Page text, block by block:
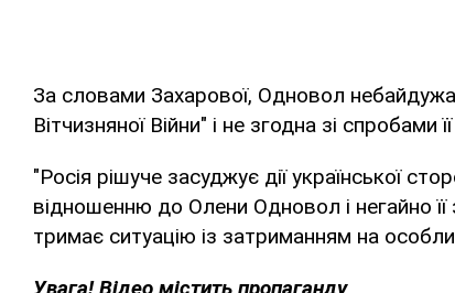
За словами Захарової, Одновол небайдужа
Вітчизняної Війни" і не згодна зі спробами
"Росія рішуче засуджує дії української
відношенню до Олени Одновол і негайно її
тримає ситуацію із затриманням на